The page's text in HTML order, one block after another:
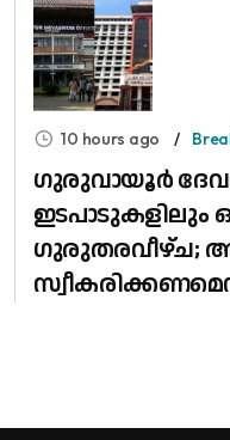
10 hours ago
ഗുരുവായൂർ
ഇടപാടുകളിലും
ഗുരുതരവീഴ്ച;